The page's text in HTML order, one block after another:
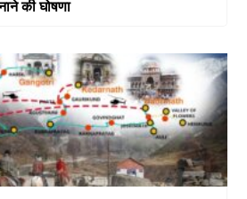
की घोषणा